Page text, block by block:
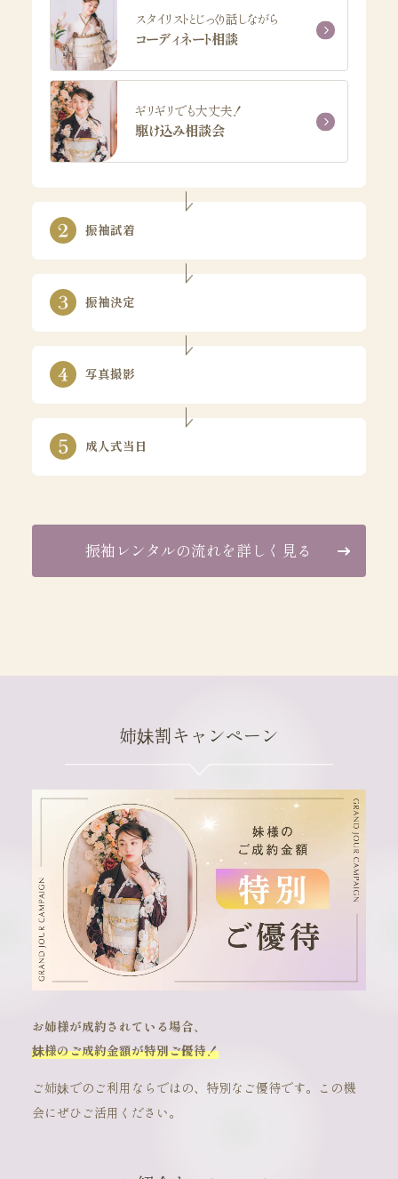
スタイリストとじっくり話しながら
コーディネート相談
ギリギリでも大丈夫！
駆け込み相談会
振袖試着
振袖決定
写真撮影
成人式当日
振袖レンタルの流れを詳しく見る
姉妹割キャンペーン
お姉様が成約されている場合、
妹様のご成約金額が特別ご優待！
ご姉妹でのご利用ならではの、特別なご優待です。この機
会にぜひご活用ください。